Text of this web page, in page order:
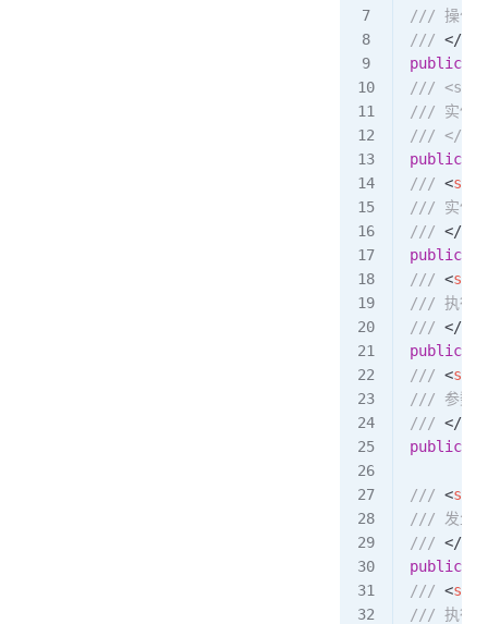
/// 操作
/// </
public
///
/// 实体
/// </
public
/// <
/// 实体类
/// </
public
/// <
/// 执行
/// </
public
/// <
/// 参数
/// </
public
/// <
/// 发生
/// </
public
/// <
/// 执行